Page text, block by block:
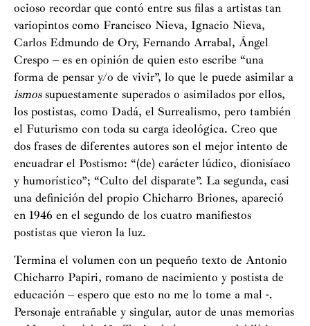
ocioso recordar que contó entre sus filas a artistas tan
variopintos como Francisco Nieva, Ignacio Nieva,
Carlos Edmundo de Ory, Fernando Arrabal, Ángel
Crespo – es en opinión de quien esto escribe “una
forma de pensar y/o de vivir”, lo que le puede asimilar a
ismossupuestamente superados o asimilados por ellos,
los postistas, como Dadá, el Surrealismo, pero también
el Futurismo con toda su carga ideológica. Creo que
dos frases de diferentes autores son el mejor intento de
encuadrar el Postismo: “(de) carácter lúdico, dionisíaco
y humorístico”; “Culto del disparate”. La segunda, casi
una definición del propio Chicharro Briones, apareció
en 1946 en el segundo de los cuatro manifiestos
postistas que vieron la luz.
Termina el volumen con un pequeño texto de Antonio
Chicharro Papiri, romano de nacimiento y postista de
educación – espero que esto no me lo tome a mal -.
Personaje entrañable y singular, autor de unas memorias